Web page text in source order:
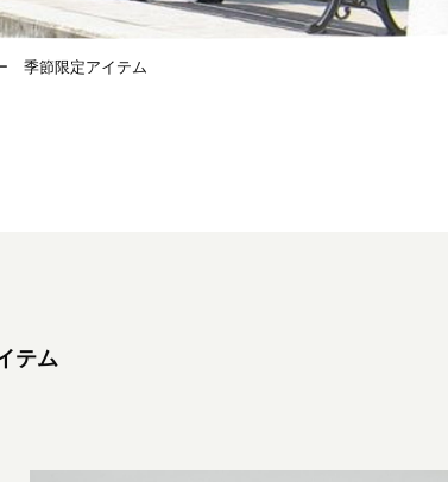
季節限定アイテム
テム